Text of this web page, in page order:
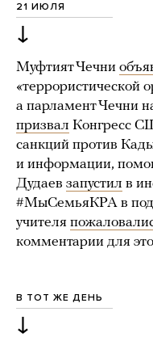
21 ИЮЛЯ
↓
Муфтият Чечни
«террористической
а парламент Чечни
призвал Конгресс
санкций против
и информации,
Дудаев запустил в
#МыСемьяКРА в
учителя
комментарии для
В ТОТ ЖЕ ДЕНЬ
↓